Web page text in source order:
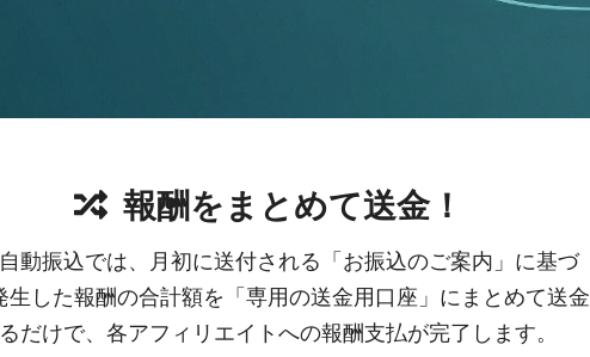
報酬をまとめて送金！
動振込では、月初に送付される「お振込のご案内」に基づ
生した報酬の合計額を「専用の送金用口座」にまとめて送金
だけで、各アフィリエイトへの報酬支払が完了します。